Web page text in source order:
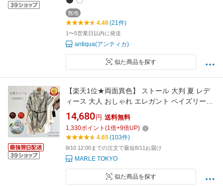
無地
4.48(21件)
1〜5営業日以内に発送
antiqua(アンティカ)
似た商品を探す
【楽天1位★両面異色】 ストール 大判 夏 レデ
ィース 大人 おしゃれ エレガント ペイズリー柄
バンダナ柄 モノトーン バイカラー 上質 上品 高
級 着物用 大判スカーフ シルクスカーフ 羽織る
薄手 紫外線 UV対策 冷房対策 日焼け対策 年中
使える 20代 30代 40代 Horse scarf
14,680 円 送料無料
1,330ポイント (1倍+9倍UP)
4.65(103件)
8/10 12:00までの注文で最短8/11お届け
MARLE TOKYO
似た商品を探す